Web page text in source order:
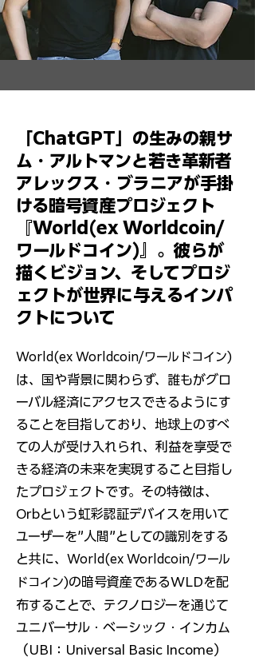
「ChatGPT」の生みの親サ
ム・アルトマンと若き革新者
アレックス・ブラニアが手掛
ける暗号資産プロジェクト
『World(ex Worldcoin/
ワールドコイン) 』。彼らが
描くビジョン、そしてプロジ
ェクトが世界に与えるインパ
クトについて
World(ex Worldcoin/ワールドコイン)
は、国や背景に関わらず、誰もがグロ
ーバル経済にアクセスできるようにす
ることを目指しており、地球上のすべ
ての人が受け入れられ、利益を享受で
きる経済の未来を実現すること目指し
たプロジェクトです。その特徴は、
Orbという虹彩認証デバイスを用いて
ユーザーを”人間”としての識別をする
と共に、 World(ex Worldcoin/ワール
ドコイン)の暗号資産であるWLDを配
布することで、テクノロジーを通じて
ユニバーサル・ベーシック・インカム
（UBI：Universal Basic Income）